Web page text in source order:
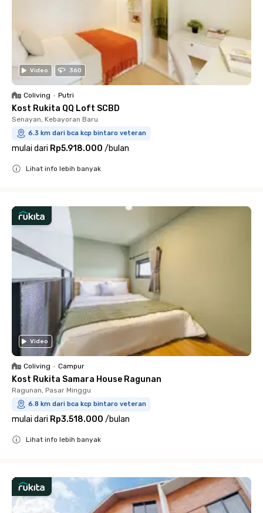
Video 360
Coliving • Putri
Kost Rukita QQ Loft SCBD
Senayan, Kebayoran Baru
6.3 km dari bca kcp bintaro veteran
mulai dari Rp5.918.000 /bulan
Lihat info lebih banyak
Video
Coliving • Campur
Kost Rukita Samara House Ragunan
Ragunan, Pasar Minggu
6.8 km dari bca kcp bintaro veteran
mulai dari Rp3.518.000 /bulan
Lihat info lebih banyak